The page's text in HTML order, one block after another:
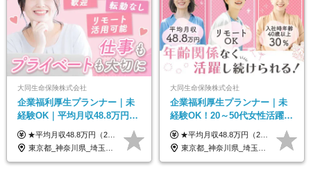
大同生命保険株式会社
企業福利厚生プランナー｜未
経験OK｜平均月収48.8万円｜
リモートOK｜残業ほぼなし｜
転勤なし｜女性活躍中
★平均月収48.8万円（2025年度実績） ★安心の固定給＋賞与年2回＋インセンティブ！手当も充実 月給21万円～23万円＋諸手当＋インセンティブ＋賞与年2回 ※給与は年間平均の税込定例給与です。賞与は含みません。 ※約3週間の研修期間中は日当8000円を支給いたします。 ※試用期間6ヵ月あり（期間中の条件変更なし） ◆東京・神奈川・千葉・埼玉・愛知（一部）・京都・大阪・兵庫（一部）：月給23万円以上 ◆静岡（一部）・三重・岐阜：月給22万円以上 ◆上記以外の地域：月給21万円以上
東京都_神奈川県_埼玉県_千葉県_大阪府_愛知県_北海道_青森県_岩手県_宮城県_秋田県_山形県_福島県_茨城県_栃木県_群馬県_新潟県_山梨県_長野県_富山県_石川県_福井県_静岡県_岐阜県_三重県_兵庫県_京都府_滋賀県_奈良県_和歌山県_広島県_岡山県_鳥取県_島根県_山口県_徳島県_香川県_愛媛県_高知県_福岡県_熊本県_佐賀県_長崎県_大分県_宮崎県_鹿児島県_沖縄県
大同生命保険株式会社
企業福利厚生プランナー｜未
経験OK！20～50代女性活躍｜
リモートOK｜平均月収48.8万
｜子育て＆介護支援◎
★平均月収48.8万円（2025年度実績） ★安心の固定給＋賞与年2回＋インセンティブ！手当も充実 月給21万円～23万円＋諸手当＋インセンティブ＋賞与年2回 ※給与は年間平均の税込定例給与です。賞与は含みません。 ※約3週間の研修期間中は日当8000円を支給いたします。 ※試用期間6ヵ月あり（期間中の条件変更なし） ◆東京・神奈川・千葉・埼玉・愛知（一部）・京都・大阪・兵庫（一部）：月給23万円以上 ◆静岡（一部）・三重・岐阜：月給22万円以上 ◆上記以外の地域：月給21万円以上
東京都_神奈川県_埼玉県_千葉県_大阪府_愛知県_北海道_青森県_岩手県_宮城県_秋田県_山形県_福島県_茨城県_栃木県_群馬県_新潟県_山梨県_長野県_富山県_石川県_福井県_静岡県_岐阜県_三重県_兵庫県_京都府_滋賀県_奈良県_和歌山県_広島県_岡山県_鳥取県_島根県_山口県_徳島県_香川県_愛媛県_高知県_福岡県_熊本県_佐賀県_長崎県_大分県_宮崎県_鹿児島県_沖縄県